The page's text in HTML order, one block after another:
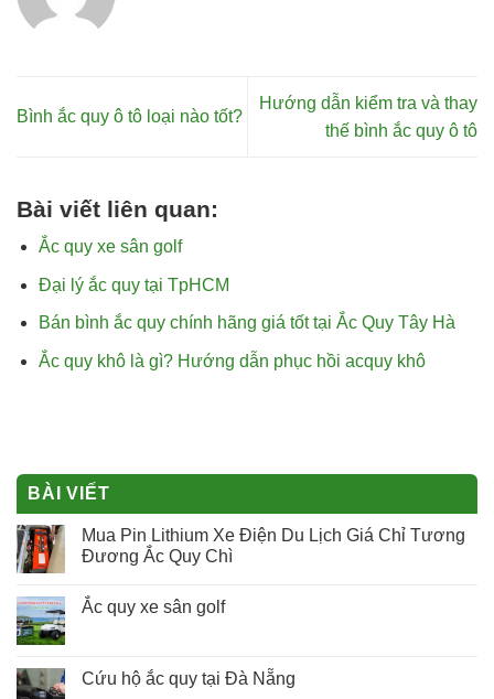
Bình ắc quy ô tô loại nào tốt?
Hướng dẫn kiểm tra và thay
thế bình ắc quy ô tô
Bài viết liên quan:
Ắc quy xe sân golf
Đại lý ắc quy tại TpHCM
Bán bình ắc quy chính hãng giá tốt tại Ắc Quy Tây Hà
Ắc quy khô là gì? Hướng dẫn phục hồi acquy khô
BÀI VIẾT
Mua Pin Lithium Xe Điện Du Lịch Giá Chỉ Tương
Đương Ắc Quy Chì
Ắc quy xe sân golf
Cứu hộ ắc quy tại Đà Nẵng